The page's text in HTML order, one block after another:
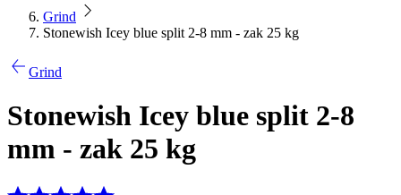
Grind
Stonewish Icey blue split 2-8 mm - zak 25 kg
Grind
Stonewish Icey blue split 2-8
mm - zak 25 kg